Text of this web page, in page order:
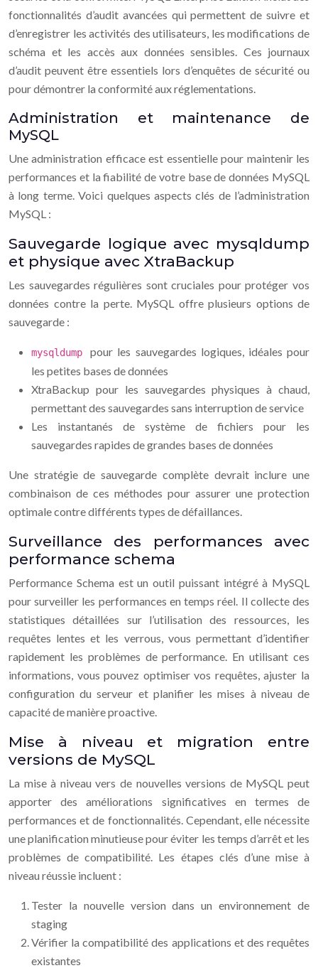
fonctionnalités d’audit avancées qui permettent de suivre et
d’enregistrer les activités des utilisateurs, les modifications de
schéma et les accès aux données sensibles. Ces journaux
d’audit peuvent être essentiels lors d’enquêtes de sécurité ou
pour démontrer la conformité aux réglementations.
Administration et maintenance de
MySQL
Une administration efficace est essentielle pour maintenir les
performances et la fiabilité de votre base de données MySQL
à long terme. Voici quelques aspects clés de l’administration
MySQL :
Sauvegarde logique avec mysqldump
et physique avec XtraBackup
Les sauvegardes régulières sont cruciales pour protéger vos
données contre la perte. MySQL offre plusieurs options de
sauvegarde :
mysqldumppour les sauvegardes logiques, idéales pour
les petites bases de données
XtraBackup pour les sauvegardes physiques à chaud,
permettant des sauvegardes sans interruption de service
Les instantanés de système de fichiers pour les
sauvegardes rapides de grandes bases de données
Une stratégie de sauvegarde complète devrait inclure une
combinaison de ces méthodes pour assurer une protection
optimale contre différents types de défaillances.
Surveillance des performances avec
performance schema
Performance Schema est un outil puissant intégré à MySQL
pour surveiller les performances en temps réel. Il collecte des
statistiques détaillées sur l’utilisation des ressources, les
requêtes lentes et les verrous, vous permettant d’identifier
rapidement les problèmes de performance. En utilisant ces
informations, vous pouvez optimiser vos requêtes, ajuster la
configuration du serveur et planifier les mises à niveau de
capacité de manière proactive.
Mise à niveau et migration entre
versions de MySQL
La mise à niveau vers de nouvelles versions de MySQL peut
apporter des améliorations significatives en termes de
performances et de fonctionnalités. Cependant, elle nécessite
une planification minutieuse pour éviter les temps d’arrêt et les
problèmes de compatibilité. Les étapes clés d’une mise à
niveau réussie incluent :
Tester la nouvelle version dans un environnement de
staging
Vérifier la compatibilité des applications et des requêtes
existantes